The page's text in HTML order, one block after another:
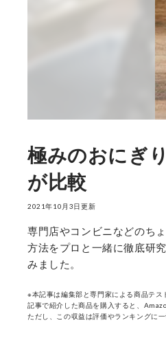
極みのおにぎ
が比較
2021年10月3日更新
専門店やコンビニなどのち
方法をプロと一緒に徹底研
みました。
※本記事は編集部と専門家による商品テス
記事で紹介した商品を購入すると、
ただし、この収益は評価やランキングに